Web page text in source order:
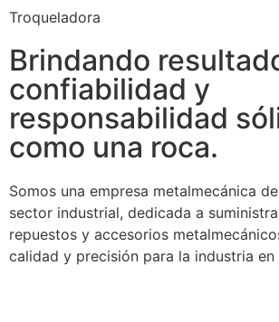
Troqueladora
Brindando
confiabilidad y
responsabilidad
como una roca.
Somos una empresa metalmecánica
sector industrial, dedicada a
repuestos y accesorios
calidad y precisión para la industria en